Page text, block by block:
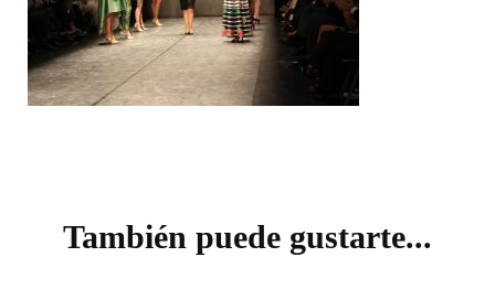
entradas
También puede gustarte...